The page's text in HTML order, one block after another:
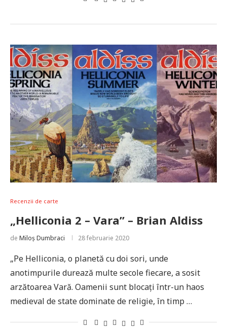
Recenzii de carte
„Helliconia 2 – Vara” – Brian Aldiss
de Miloș Dumbraci 28 februarie 2020
„Pe Helliconia, o planetă cu doi sori, unde
anotimpurile durează multe secole fiecare, a sosit
arzătoarea Vară. Oamenii sunt blocați într-un haos
medieval de state dominate de religie, în timp …